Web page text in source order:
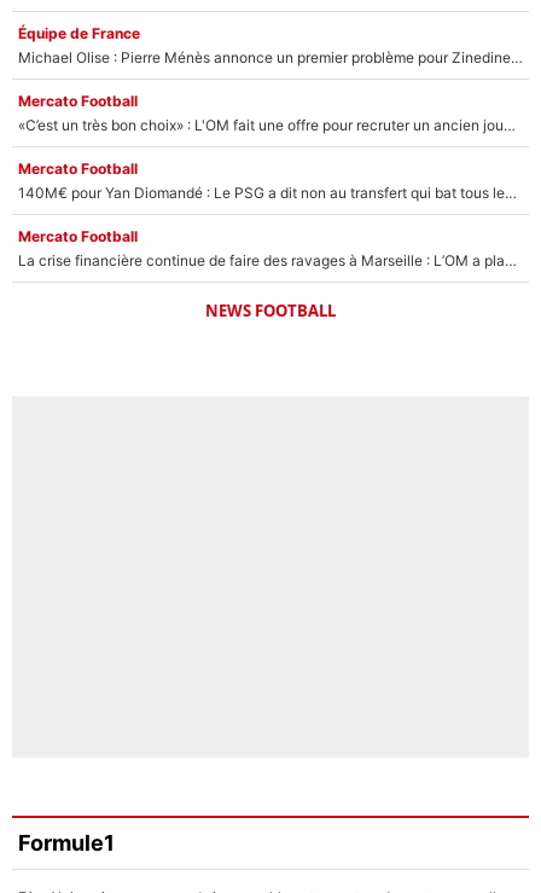
Équipe de France
Michael Olise : Pierre Ménès annonce un premier problème pour Zinedine Zidane en équipe de France
Mercato Football
«C’est un très bon choix» : L'OM fait une offre pour recruter un ancien joueur du PSG... et c'est validé dans l'After Foot !
Mercato Football
140M€ pour Yan Diomandé : Le PSG a dit non au transfert qui bat tous les records sur le mercato
Mercato Football
La crise financière continue de faire des ravages à Marseille : L’OM a placé 12 joueurs sur le marché des transferts… et ça pourrait lui rapporter près de 100M€ !
NEWS FOOTBALL
Formule1